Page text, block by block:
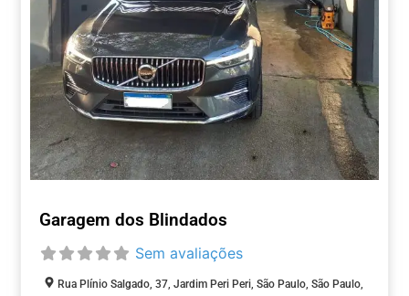
Garagem dos Blindados
Sem avaliações
Rua Plínio Salgado, 37, Jardim Peri Peri, São Paulo, São Paulo,